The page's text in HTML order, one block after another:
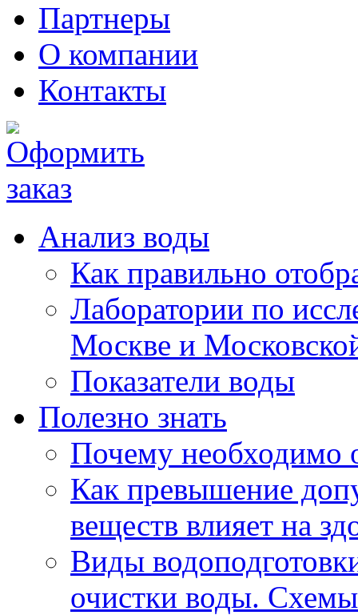
Партнеры
О компании
Контакты
Анализ воды
Как правильно
Лаборатории по
Москве и
Показатели воды
Полезно знать
Почему необходимо
Как превышение
веществ влияет на
Виды
очистки воды.